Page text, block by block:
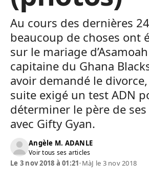
Au cours des dernières
beaucoup de choses ont
sur le mariage
capitaine du Ghana
avoir demandé le
suite exigé un test ADN
déterminer le père de
avec Gifty Gyan.
Angèle M. ADANLE
Voir tous ses articles
Le 3 nov 2018 à 01:21•MàJ le 3 nov 2018